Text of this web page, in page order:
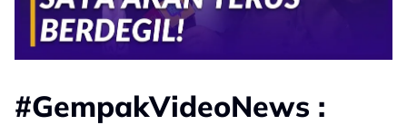
#GempakVideoNews :